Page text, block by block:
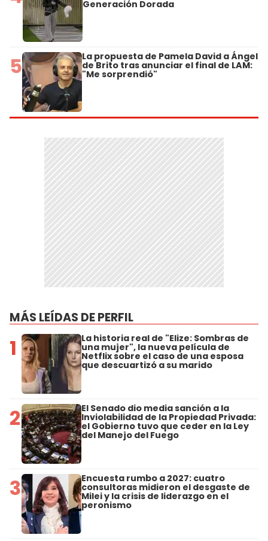
Generación Dorada
5 La propuesta de Pamela David a Ángel
de Brito tras anunciar el final de LAM:
"Me sorprendió"
MÁS LEÍDAS DE PERFIL
1 La historia real de "Elize: Sombras de
una mujer", la nueva película de
Netflix sobre el caso de una esposa
que descuartizó a su marido
2 El Senado dio media sanción a la
Inviolabilidad de la Propiedad Privada:
el Gobierno tuvo que ceder en la Ley
del Manejo del Fuego
3 Encuesta rumbo a 2027: cuatro
consultoras midieron el desgaste de
Milei y la crisis de liderazgo en el
peronismo